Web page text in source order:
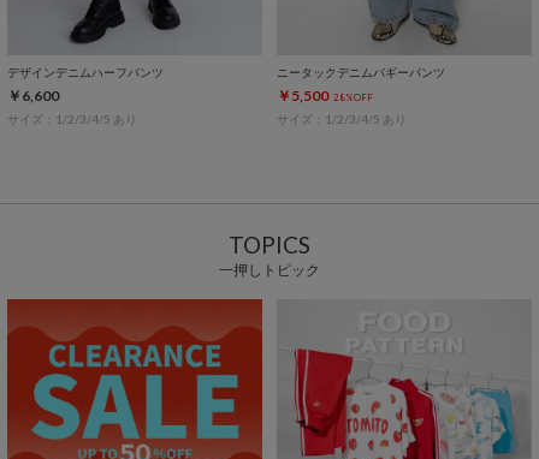
デザインデニムハーフパンツ
￥6,600
サイズ：1/2/3/4/5 あり
ニータックデニムバギーパンツ
￥5,500 28%OFF
サイズ：1/2/3/4/5 あり
TOPICS
一押しトピック